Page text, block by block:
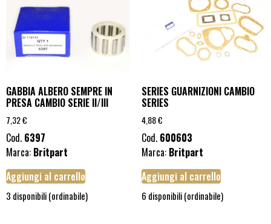
GABBIA ALBERO SEMPRE IN
PRESA CAMBIO SERIE II/III
7,32€
Cod. 6397
Marca: Britpart
Aggiungi al carrello
3 disponibili (ordinabile)
SERIES GUARNIZIONI CAMBIO
SERIES
4,88€
Cod. 600603
Marca: Britpart
Aggiungi al carrello
6 disponibili (ordinabile)